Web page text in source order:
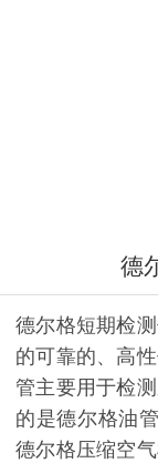
德
德尔格短期检
的可靠的、高
管主要用于检
的是德尔格油
德尔格压缩空